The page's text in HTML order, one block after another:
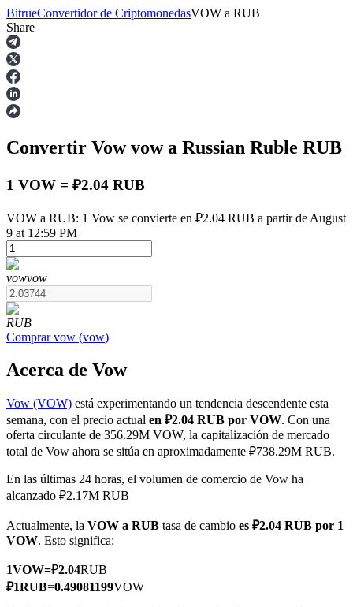
Futuros
Futuros del USDT
Futuros COIN-M
Futuros de criptomonedas
Derivados de acciones, divisas, metales preciosos y materias
BitrueConvertidor de CriptomonedasVOW a RUB
Share
Convertir Vowvowa Russian Ruble RUB
1 VOW = ₽2.04 RUB
VOW a RUB: 1 Vow se convierte en ₽2.04 RUB a partir de August
9 at 12:59 PM
vowvow
RUB
Comprar vow (vow)
Acerca de Vow
Vow (VOW) está experimentando un tendencia descendente esta
semana, con el precio actual en ₽2.04 RUB por VOW. Con una
oferta circulante de 356.29M VOW, la capitalización de mercado
total de Vow ahora se sitúa en aproximadamente ₽738.29M RUB.
En las últimas 24 horas, el volumen de comercio de Vow ha
alcanzado ₽2.17M RUB
Actualmente, la VOW a RUB tasa de cambio es ₽2.04 RUB por 1
VOW. Esto significa:
1VOW=₽2.04RUB
₽1RUB=0.49081199VOW